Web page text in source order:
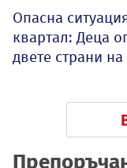
Опасна
квартал: Деца
двете страни